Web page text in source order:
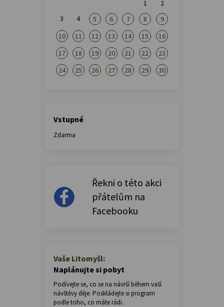
1
2
3
4 5 6 7 8
9
10
11 12 13 14 15
16
17
18 19 20 21 22
23
24
25 26 27 28 29 30
Vstupné
Zdarma
Řekni o této akci
přátelům na
Facebooku
Vaše Litomyšl:
Naplánujte si pobyt
Podívejte se, co se na návrší během vaší
návštěvy děje. Poskládejte si program
podle toho, co máte rádi.